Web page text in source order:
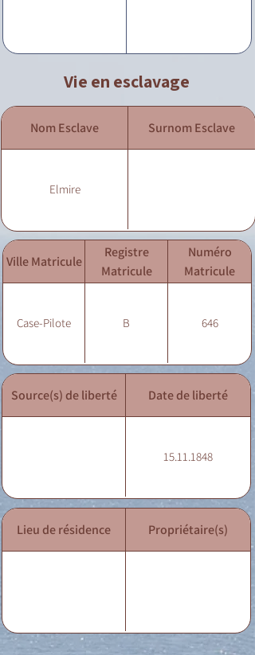
Vie en esclavage
Nom Esclave Surnom Esclave
Elmire
Ville Matricule
Registre
Matricule
Numéro
Matricule
Case-Pilote B 646
Source(s) de liberté Date de liberté
15.11.1848
Lieu de résidence Propriétaire(s)